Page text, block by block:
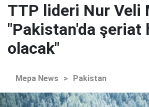
TTP lideri Nur Veli
"Pakistan'da şeriat
olacak"
Mepa News > Pakistan